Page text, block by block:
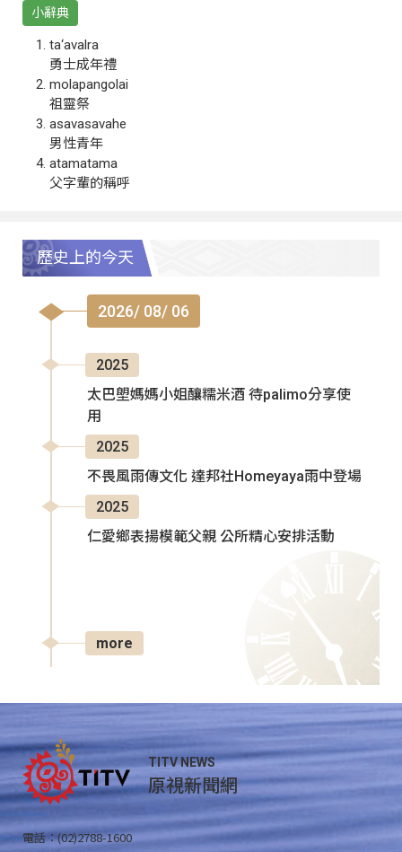
小辭典
ta‘avalra
勇士成年禮
molapangolai
祖靈祭
asavasavahe
男性青年
atamatama
父字輩的稱呼
歷史上的今天
2026/ 08/ 06
2025
太巴塱媽媽小姐釀糯米酒 待palimo分享使
用
2025
不畏風雨傳文化 達邦社Homeyaya雨中登場
2025
仁愛鄉表揚模範父親 公所精心安排活動
more
TITV NEWS
原視新聞網
電話：(02)2788-1600